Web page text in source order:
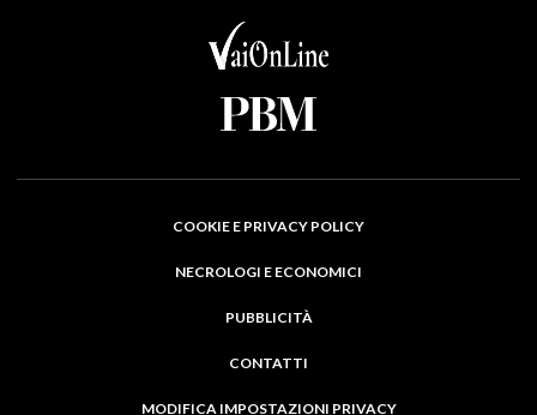
COOKIE E PRIVACY POLICY
NECROLOGI E ECONOMICI
PUBBLICITÀ
CONTATTI
MODIFICA IMPOSTAZIONI PRIVACY